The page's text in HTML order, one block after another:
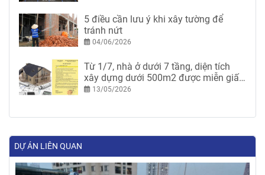
5 điều cần lưu ý khi xây tường để
tránh nứt
04/06/2026
Từ 1/7, nhà ở dưới 7 tầng, diện tích
xây dựng dưới 500m2 được miễn giấy
phép xây dựng
13/05/2026
DỰ ÁN LIÊN QUAN